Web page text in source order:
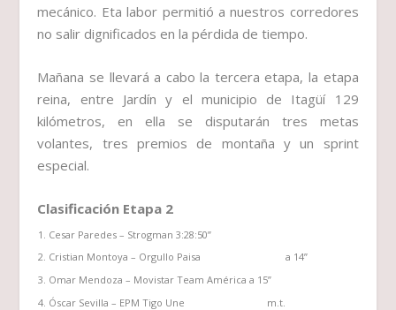
mecánico. Eta labor permitió a nuestros corredores
no salir dignificados en la pérdida de tiempo.
Mañana se llevará a cabo la tercera etapa, la etapa
reina, entre Jardín y el municipio de Itagüí 129
kilómetros, en ella se disputarán tres metas
volantes, tres premios de montaña y un sprint
especial.
Clasificación Etapa 2
Cesar Paredes – Strogman 3:28:50”
Cristian Montoya – Orgullo Paisa a 14”
Omar Mendoza – Movistar Team América a 15”
Óscar Sevilla – EPM Tigo Une m.t.